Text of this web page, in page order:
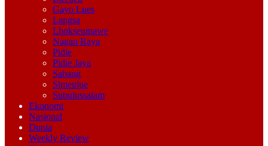
Gayo Lues
Langsa
Lhokseumawe
Nagan Raya
Pidie
Pidie Jaya
Sabang
Simeulue
Subulussalam
Ekonomi
Nasional
Dunia
Weekly Review